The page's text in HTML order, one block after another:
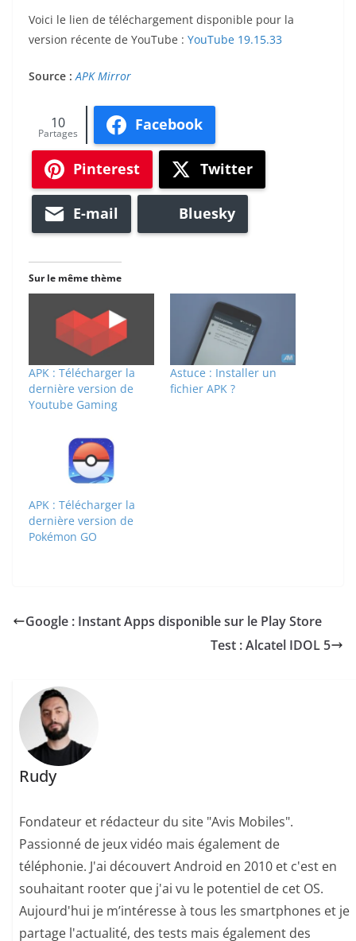
Voici le lien de téléchargement disponible pour la
version récente de YouTube : YouTube 19.15.33
Source : APK Mirror
Facebook
Pinterest Twitter
E-mail Bluesky
Partages
10
Sur le même thème
APK : Télécharger la
dernière version de
Youtube Gaming
Astuce : Installer un
fichier APK ?
APK : Télécharger la
dernière version de
Pokémon GO
Google : Instant Apps disponible sur le Play Store
Test : Alcatel IDOL 5
Rudy
Fondateur et rédacteur du site "Avis Mobiles".
Passionné de jeux vidéo mais également de
téléphonie. J'ai découvert Android en 2010 et c'est en
souhaitant rooter que j'ai vu le potentiel de cet OS.
Aujourd'hui je m’intéresse à tous les smartphones et je
partage l'actualité, des tests mais également des